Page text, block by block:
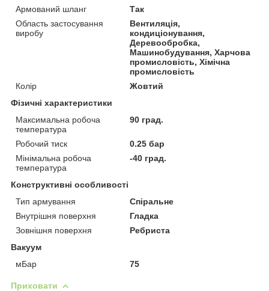
Армований шланг
Так
Область застосування
виробу
Вентиляція,
кондиціонування,
Деревообробка,
Машинобудування, Харчова
промисловість, Хімічна
промисловість
Колір
Жовтий
Фізичні характеристики
Максимальна робоча
температура
90 град.
Робочий тиск
0.25 бар
Мінімальна робоча
температура
-40 град.
Конструктивні особливості
Тип армування
Спіральне
Внутрішня поверхня
Гладка
Зовнішня поверхня
Ребриста
Вакуум
мБар
75
Приховати